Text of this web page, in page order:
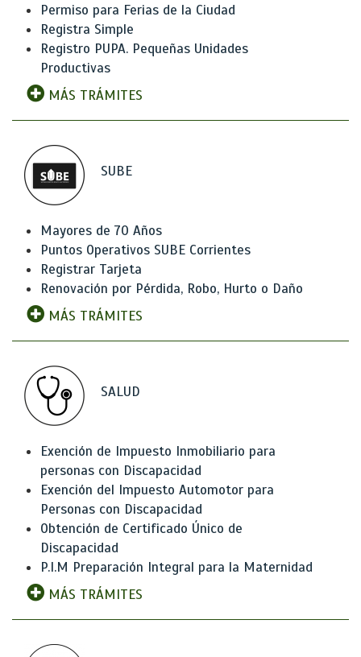
Permiso para Ferias de la Ciudad
Registra Simple
Registro PUPA. Pequeñas Unidades
Productivas
MÁS TRÁMITES
SUBE
Mayores de 70 Años
Puntos Operativos SUBE Corrientes
Registrar Tarjeta
Renovación por Pérdida, Robo, Hurto o Daño
MÁS TRÁMITES
SALUD
Exención de Impuesto Inmobiliario para
personas con Discapacidad
Exención del Impuesto Automotor para
Personas con Discapacidad
Obtención de Certificado Único de
Discapacidad
P.I.M Preparación Integral para la Maternidad
MÁS TRÁMITES